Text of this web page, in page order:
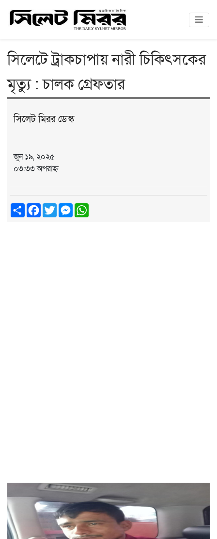
সিলেটে ট্রাকচাপায় নারী চিকিৎসকের
মৃত্যু : চালক গ্রেফতার
সিলেট মিরর ডেস্ক
জুন ১৯, ২০২৫
০৩:৩৩ অপরাহ্ন
ShareFacebook
TwitterMessenger